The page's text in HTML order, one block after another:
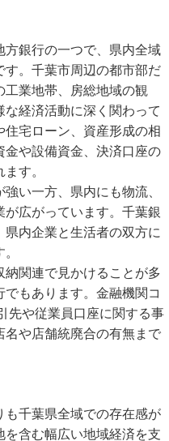
銀行の一つで、県内全域
す。千葉市周辺の都市部だ
工業地帯、房総地域の観
経済活動に深く関わって
宅ローン、資産形成の相
や設備資金、決済口座の
す。
い一方、県内にも物流、
広がっています。千葉銀
内企業と生活者の双方に
納関連で見かけることが多
もあります。金融機関コ
先や従業員口座に関する事
や店舗統廃合の有無まで
千葉県全域での存在感が
含む幅広い地域経済を支